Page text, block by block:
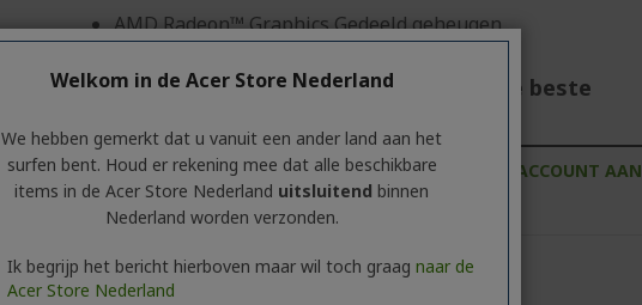
AMD Radeon™ Graphics Gedeeld geheugen
Zakelijke klant? Ontdek onze beste
CONTACTEER ONS | MAAK EEN ZAKELIJK ACCOUNT AAN
Welkom in de Acer Store Nederland
We hebben gemerkt dat u vanuit een ander land aan het
surfen bent. Houd er rekening mee dat alle beschikbare
items in de Acer Store Nederland uitsluitend binnen
Nederland worden verzonden.
Ik begrijp het bericht hierboven maar wil toch graag naar de
Acer Store Nederland